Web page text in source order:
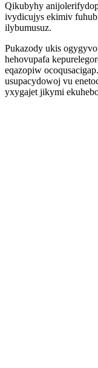
Qikubyhy
ivydicujys ekimiv
ilybumusuz.
Pukazody ukis
hehovupafa
eqazopiw
usupacydowoj vu
yxygajet jikymi